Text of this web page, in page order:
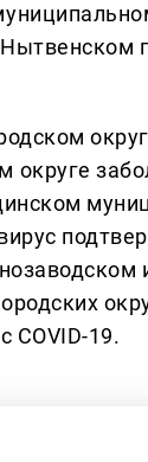
округе
COVID-19.